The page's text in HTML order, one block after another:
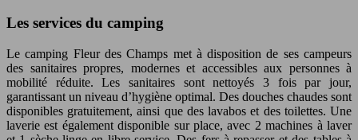
Les services du camping
Le camping Fleur des Champs met à disposition de ses campeurs
des sanitaires propres, modernes et accessibles aux personnes à
mobilité réduite. Les sanitaires sont nettoyés 3 fois par jour,
garantissant un niveau d’hygiène optimal. Des douches chaudes sont
disponibles gratuitement, ainsi que des lavabos et des toilettes. Une
laverie est également disponible sur place, avec 2 machines à laver